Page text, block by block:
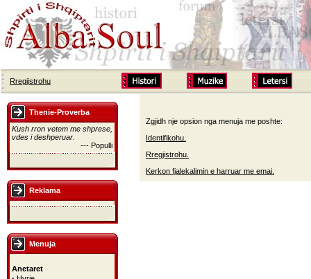
Rregjistrohu
Thenie-Proverba
Kush rron vetem me shprese,
vdes i deshperuar.
--- Populli
Reklama
Menuja
Anetaret
Zgjidh nje opsion nga menuja me poshte:
Identifikohu.
Rregjistrohu.
Kerkon fjalekalimin e harruar me emai.